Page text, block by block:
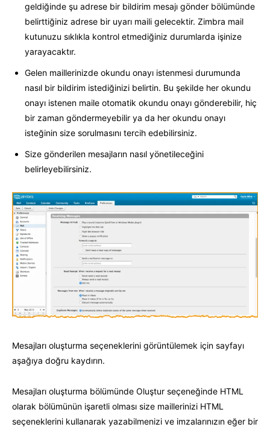
geldiğinde şu adrese bir bildirim mesajı gönder bölümünde
belirttiğiniz adrese bir uyarı maili gelecektir. Zimbra mail
kutunuzu sıklıkla kontrol etmediğiniz durumlarda işinize
yarayacaktır.
Gelen maillerinizde okundu onayı istenmesi durumunda
nasıl bir bildirim istediğinizi belirtin. Bu şekilde her okundu
onayı istenen maile otomatik okundu onayı gönderebilir, hiç
bir zaman göndermeyebilir ya da her okundu onayı
isteğinin size sorulmasını tercih edebilirsiniz.
Size gönderilen mesajların nasıl yönetileceğini
belirleyebilirsiniz.
Mesajları oluşturma seçeneklerini görüntülemek için sayfayı
aşağıya doğru kaydırın.
Mesajları oluşturma bölümünde Oluştur seçeneğinde HTML
olarak bölümünün işaretli olması size maillerinizi HTML
seçeneklerini kullanarak yazabilmenizi ve imzalarınızın eğer bir